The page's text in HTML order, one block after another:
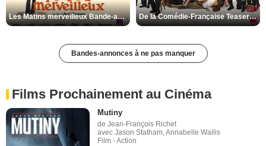
Les Matins merveilleux Bande-annonce VF De la Comédie-Française Teaser VF
Bandes-annonces à ne pas manquer
Films Prochainement au Cinéma
Mutiny
de Jean-François Richet
avec Jason Statham, Annabelle Wallis
Film - Action